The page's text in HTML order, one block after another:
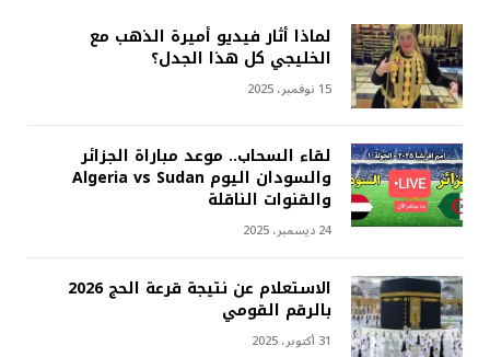
لماذا أثار فيديو أميرة الذهب مع
الخليجي كل هذا الجدل؟
15 نوفمبر، 2025
لقاء السحاب.. موعد مباراة الجزائر
والسودان اليوم Algeria vs Sudan
والقنوات الناقلة
24 ديسمبر، 2025
الاستعلام عن نتيجة قرعة الحج 2026
بالرقم القومي
31 أكتوبر، 2025